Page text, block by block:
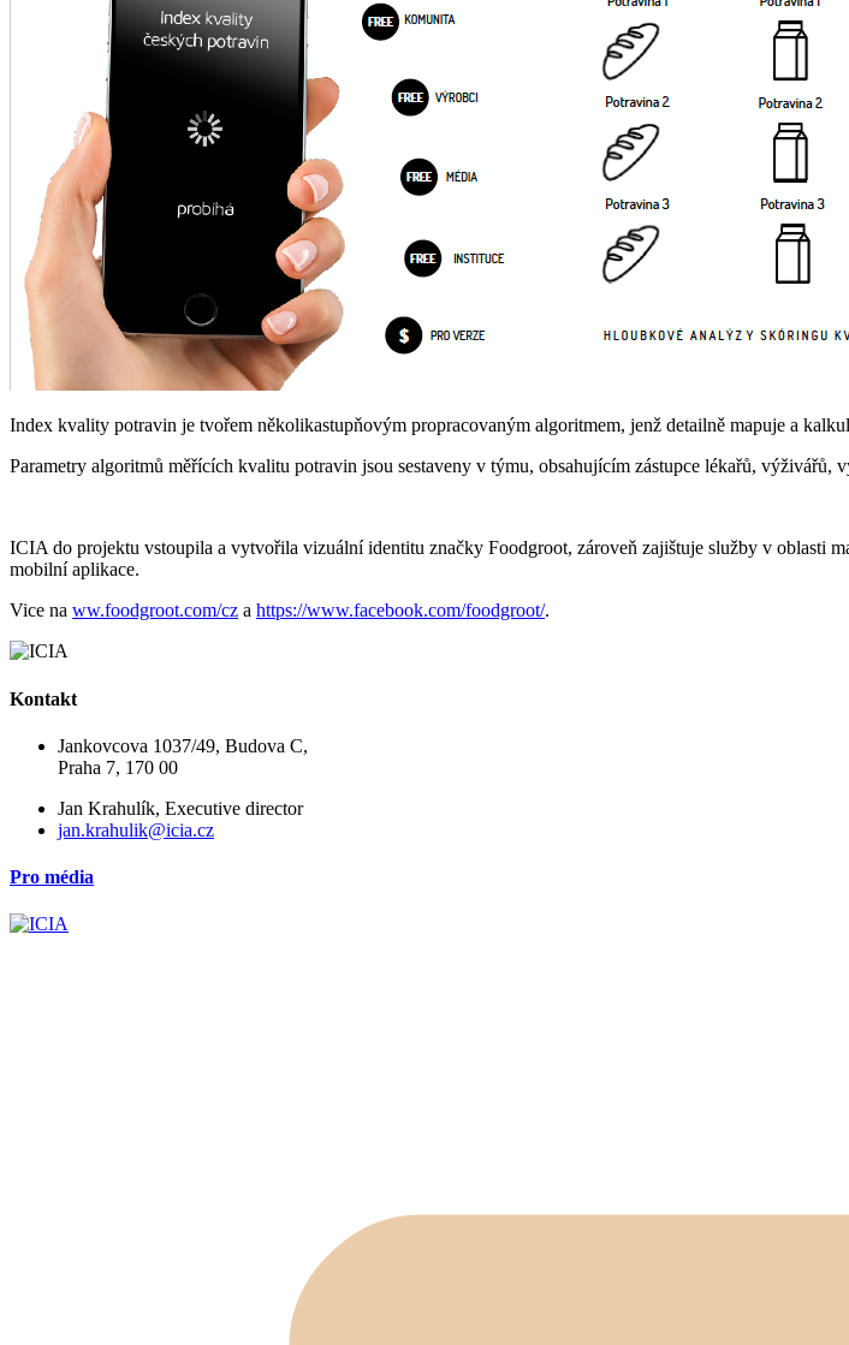
Index kvality potravin je tvořem několikastupňovým propracovaným algoritmem, jenž detailně mapuje a
Parametry algoritmů měřících kvalitu potravin jsou sestaveny v týmu, obsahujícím zástupce lékařů, výživářů,
ICIA do projektu vstoupila a vytvořila vizuální identitu značky Foodgroot, zároveň zajištuje služby v oblasti
mobilní aplikace.
Vice na ww.foodgroot.com/cz a https://www.facebook.com/foodgroot/.
Kontakt
Jankovcova 1037/49, Budova C,
Praha 7, 170 00
Jan Krahulík, Executive director
jan.krahulik@icia.cz
Pro média